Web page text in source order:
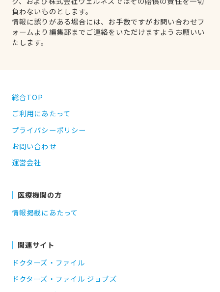
負わないものとします。
情報に誤りがある場合には、お手数ですがお問い合わせフ
ォームより編集部までご連絡をいただけますようお願いい
たします。
総合TOP
ご利用にあたって
プライバシーポリシー
お問い合わせ
運営会社
医療機関の方
情報掲載にあたって
関連サイト
ドクターズ・ファイル
ドクターズ・ファイル ジョブズ